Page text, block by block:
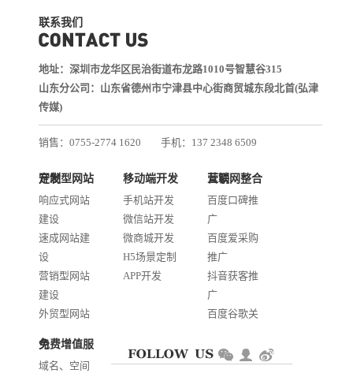
联系我们
地址：深圳市龙华区民治街道布龙路1010号智慧谷315
山东分公司：山东省德州市宁津县中心街商贸城东段北首(弘津
传媒)
销售：0755-2774 1620
手机：137 2348 6509
邮箱：services@jiasuweb.com
定制型网站开发
响应式网站
建设
速成网站建
设
营销型网站
建设
外贸型网站
商城网站开
发
移动端开发
手机站开发
微信站开发
微商城开发
H5场景定制
APP开发
互联网整合营销
百度口碑推
广
百度爱采购
推广
抖音获客推
广
百度谷歌关
AI智能发布
免费增值服务
域名、空间